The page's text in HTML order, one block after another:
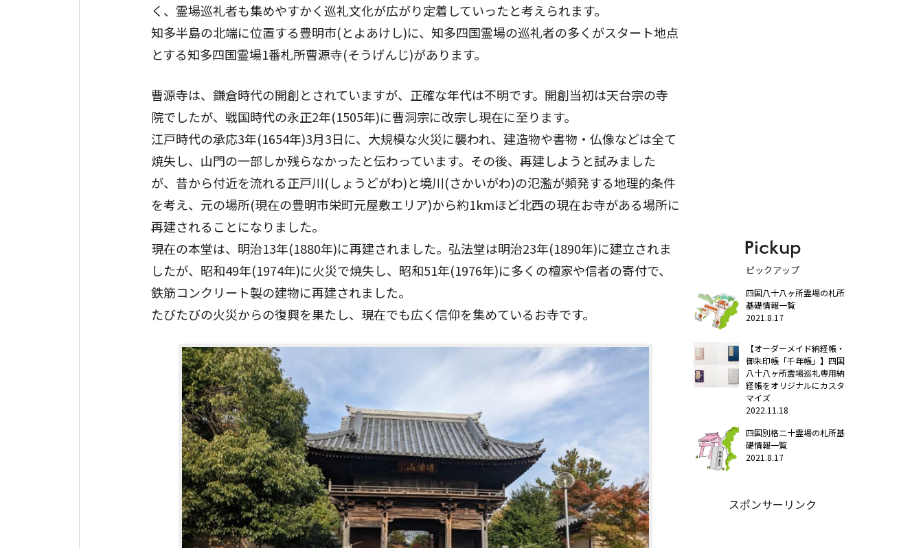
く、霊場巡礼者も集めやすかく巡礼文化が広がり定着していったと考えられます。
知多半島の北端に位置する豊明市(とよあけし)に、知多四国霊場の巡礼者の多くがスタート地点
とする知多四国霊場1番札所曹源寺(そうげんじ)があります。
曹源寺は、鎌倉時代の開創とされていますが、正確な年代は不明です。開創当初は天台宗の寺
院でしたが、戦国時代の永正2年(1505年)に曹洞宗に改宗し現在に至ります。
江戸時代の承応3年(1654年)3月3日に、大規模な火災に襲われ、建造物や書物・仏像などは全て
焼失し、山門の一部しか残らなかったと伝わっています。その後、再建しようと試みました
が、昔から付近を流れる正戸川(しょうどがわ)と境川(さかいがわ)の氾濫が頻発する地理的条件
を考え、元の場所(現在の豊明市栄町元屋敷エリア)から約1kmほど北西の現在お寺がある場所に
再建されることになりました。
現在の本堂は、明治13年(1880年)に再建されました。弘法堂は明治23年(1890年)に建立されま
したが、昭和49年(1974年)に火災で焼失し、昭和51年(1976年)に多くの檀家や信者の寄付で、
鉄筋コンクリート製の建物に再建されました。
たびたびの火災からの復興を果たし、現在でも広く信仰を集めているお寺です。
Pickup
ピックアップ
四国八十八ヶ所霊場の札所
基礎情報一覧
2021.8.17
【オーダーメイド納経帳・
御朱印帳「千年帳」】四国
八十八ヶ所霊場巡礼専用納
経帳をオリジナルにカスタ
マイズ
2022.11.18
四国別格二十霊場の札所基
礎情報一覧
2021.8.17
スポンサーリンク